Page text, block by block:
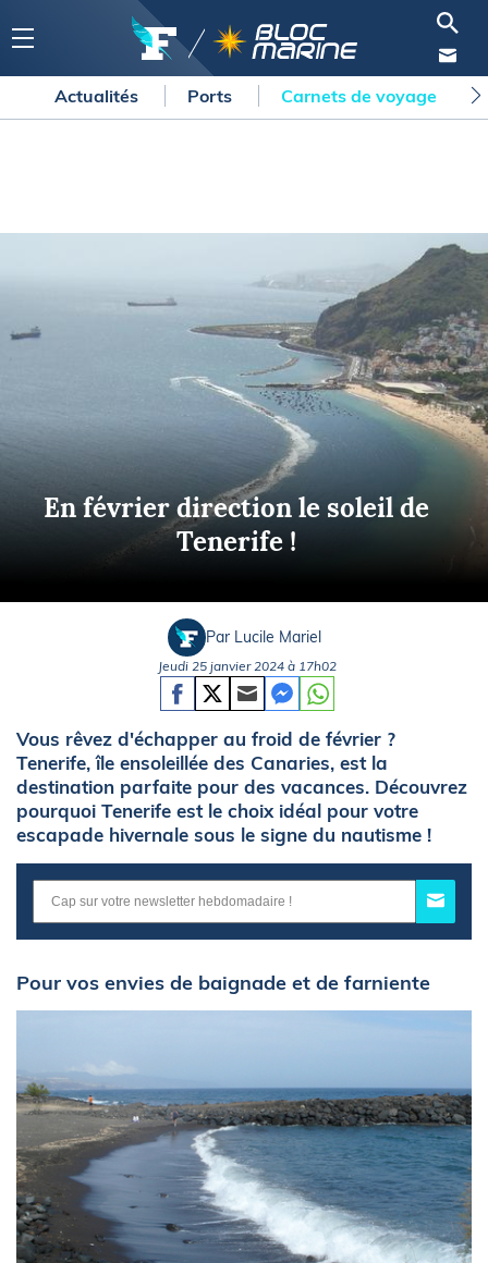
Actualités Ports Carnets de voyage
En février direction le soleil de
Tenerife !
Par Lucile Mariel
Jeudi 25 janvier 2024 à 17h02
Vous rêvez d'échapper au froid de février ?
Tenerife, île ensoleillée des Canaries, est la
destination parfaite pour des vacances. Découvrez
pourquoi Tenerife est le choix idéal pour votre
escapade hivernale sous le signe du nautisme !
Pour vos envies de baignade et de farniente